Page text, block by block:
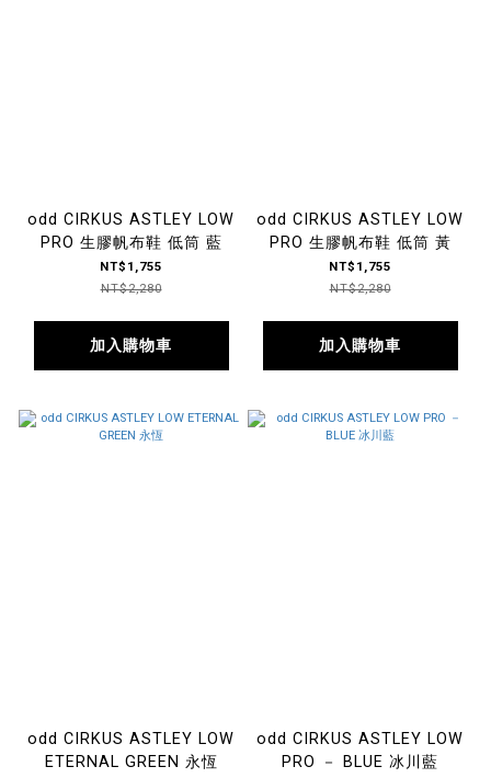
odd CIRKUS ASTLEY LOW
PRO 生膠帆布鞋 低筒 藍
NT$1,755
NT$2,280
加入購物車
odd CIRKUS ASTLEY LOW
PRO 生膠帆布鞋 低筒 黃
NT$1,755
NT$2,280
加入購物車
odd CIRKUS ASTLEY LOW
ETERNAL GREEN 永恆
odd CIRKUS ASTLEY LOW
PRO － BLUE 冰川藍